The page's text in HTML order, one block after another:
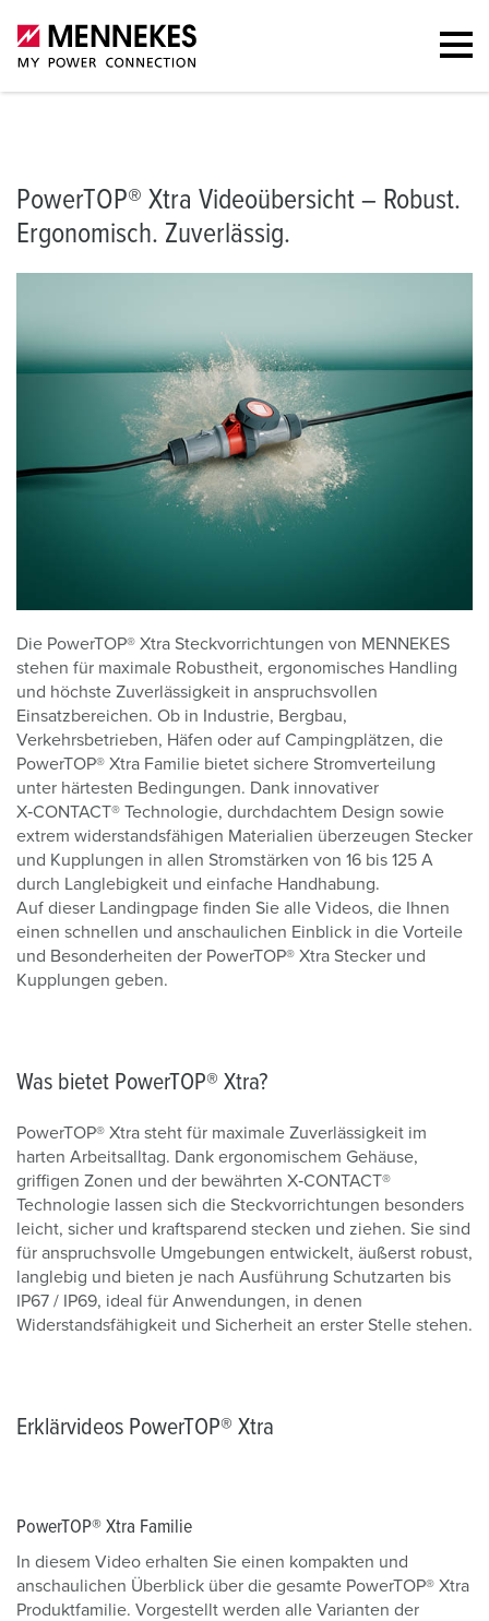
Was bietet PowerTOP® Xtra?
PowerTOP® Xtra Videoübersicht – Robust.
Ergonomisch. Zuverlässig.
Die PowerTOP® Xtra Steckvorrichtungen von MENNEKES
stehen für maximale Robustheit, ergonomisches Handling
und höchste Zuverlässigkeit in anspruchsvollen
Einsatzbereichen. Ob in Industrie, Bergbau,
Verkehrsbetrieben, Häfen oder auf Campingplätzen, die
PowerTOP® Xtra Familie bietet sichere Stromverteilung
unter härtesten Bedingungen. Dank innovativer
X‑CONTACT® Technologie, durchdachtem Design sowie
extrem widerstandsfähigen Materialien überzeugen Stecker
und Kupplungen in allen Stromstärken von 16 bis 125 A
durch Langlebigkeit und einfache Handhabung.
Auf dieser Landingpage finden Sie alle Videos, die Ihnen
einen schnellen und anschaulichen Einblick in die Vorteile
und Besonderheiten der PowerTOP® Xtra Stecker und
Kupplungen geben.
Was bietet PowerTOP® Xtra?
PowerTOP® Xtra steht für maximale Zuverlässigkeit im
harten Arbeitsalltag. Dank ergonomischem Gehäuse,
griffigen Zonen und der bewährten X‑CONTACT®
Technologie lassen sich die Steckvorrichtungen besonders
leicht, sicher und kraftsparend stecken und ziehen. Sie sind
für anspruchsvolle Umgebungen entwickelt, äußerst robust,
langlebig und bieten je nach Ausführung Schutzarten bis
IP67 / IP69, ideal für Anwendungen, in denen
Widerstandsfähigkeit und Sicherheit an erster Stelle stehen.
Erklärvideos PowerTOP® Xtra
PowerTOP® Xtra Familie
In diesem Video erhalten Sie einen kompakten und
anschaulichen Überblick über die gesamte PowerTOP® Xtra
Produktfamilie. Vorgestellt werden alle Varianten der